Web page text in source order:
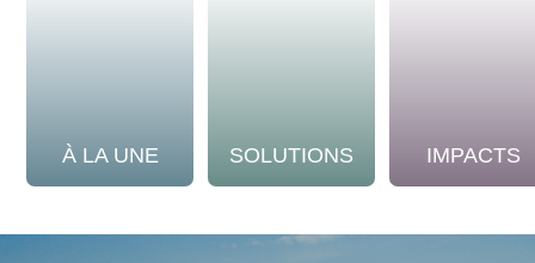
À LA UNE SOLUTIONS IMPACTS